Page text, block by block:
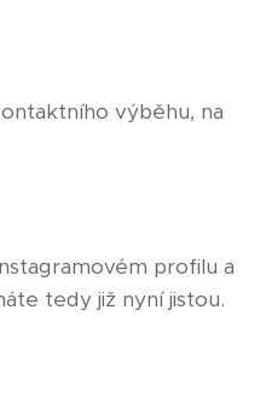
výběhu, na
profilu a
tedy již nyní jistou.